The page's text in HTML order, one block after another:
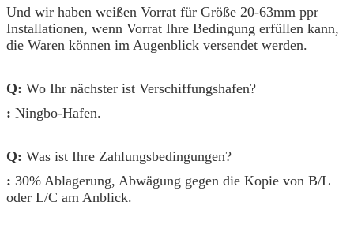
Und wir haben weißen Vorrat für Größe 20-63mm ppr
Installationen, wenn Vorrat Ihre Bedingung erfüllen kann,
die Waren können im Augenblick versendet werden.
Q: Wo Ihr nächster ist Verschiffungshafen?
: Ningbo-Hafen.
Q: Was ist Ihre Zahlungsbedingungen?
: 30% Ablagerung, Abwägung gegen die Kopie von B/L
oder L/C am Anblick.